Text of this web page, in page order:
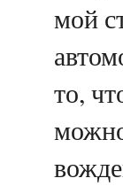
мой
то,